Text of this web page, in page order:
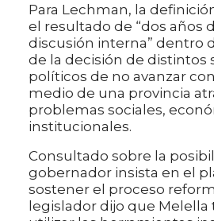
Para Lechman, la
el resultado de “dos años
discusión interna” dentro
de la decisión de distintos
políticos de no avanzar
medio de una provincia
problemas sociales,
institucionales.
Consultado sobre la
gobernador insista en el
sostener el proceso
legislador dijo que Melella